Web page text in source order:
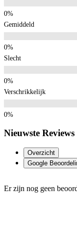
Gemiddeld
Slecht
Verschrikkelijk
Nieuwste Reviews
Overzicht
Google
Er zijn nog geen